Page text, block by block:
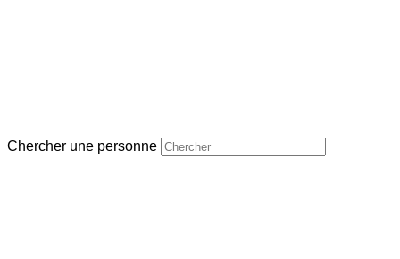
Chercher une personne